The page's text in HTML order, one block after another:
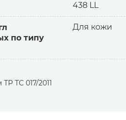
438 LL
по типу
Для кожи
ТС 017/2011